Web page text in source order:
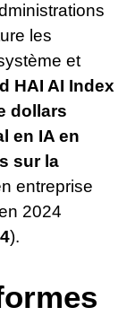
les
et
HAI AI Index
dollars
en IA en
sur la
entreprise
2024
).